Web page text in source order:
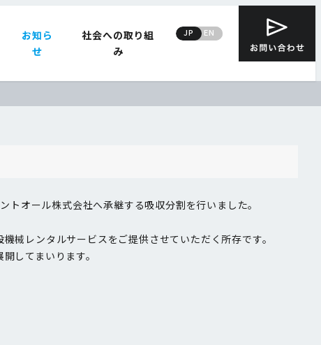
お知ら
せ
社会への取り組
み
JP EN
オール株式会社へ承継する吸収分割を行いました。
械レンタルサービスをご提供させていただく所存です。
してまいります。